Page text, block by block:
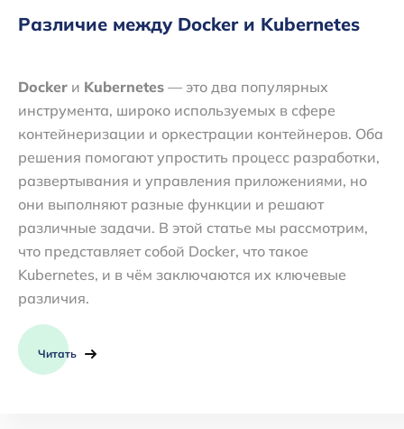
Различие между Docker и Kubernetes
Docker и Kubernetes — это два популярных
инструмента, широко используемых в сфере
контейнеризации и оркестрации контейнеров. Оба
решения помогают упростить процесс разработки,
развертывания и управления приложениями, но
они выполняют разные функции и решают
различные задачи. В этой статье мы рассмотрим,
что представляет собой Docker, что такое
Kubernetes, и в чём заключаются их ключевые
различия.
Читать